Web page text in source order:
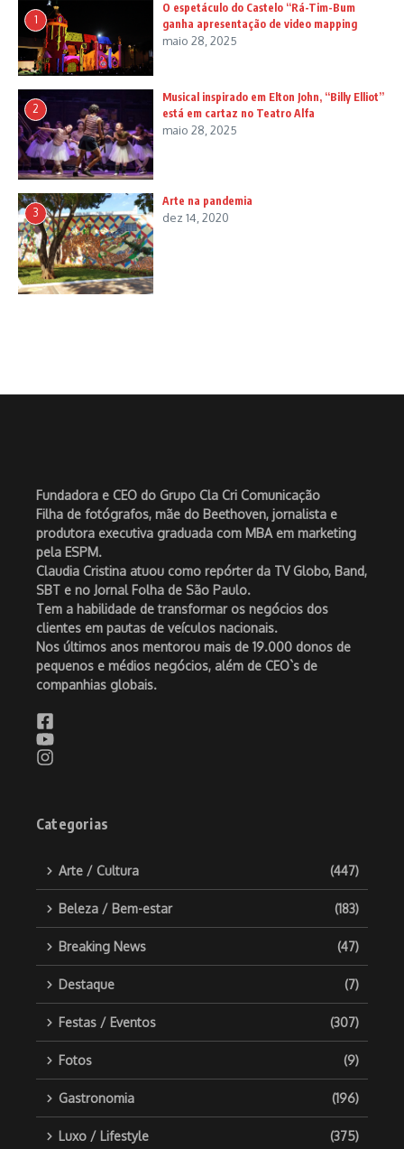
1
O espetáculo do Castelo “Rá-Tim-Bum
ganha apresentação de video mapping
maio 28, 2025
2
Musical inspirado em Elton John, “Billy Elliot”
está em cartaz no Teatro Alfa
maio 28, 2025
3
Arte na pandemia
dez 14, 2020
Fundadora e CEO do Grupo Cla Cri Comunicação
Filha de fotógrafos, mãe do Beethoven, jornalista e
produtora executiva graduada com MBA em marketing
pela ESPM.
Claudia Cristina atuou como repórter da TV Globo, Band,
SBT e no Jornal Folha de São Paulo.
Tem a habilidade de transformar os negócios dos
clientes em pautas de veículos nacionais.
Nos últimos anos mentorou mais de 19.000 donos de
pequenos e médios negócios, além de CEO`s de
companhias globais.
Categorias
Arte / Cultura (447)
Beleza / Bem-estar (183)
Breaking News (47)
Destaque (7)
Festas / Eventos (307)
Fotos (9)
Gastronomia (196)
Luxo / Lifestyle (375)